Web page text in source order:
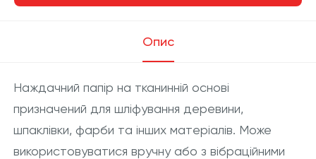
Опис
Наждачний папір на тканинній основі
призначений для шліфування деревини,
шпаклівки, фарби та інших матеріалів. Може
використовуватися вручну або з вібраційними